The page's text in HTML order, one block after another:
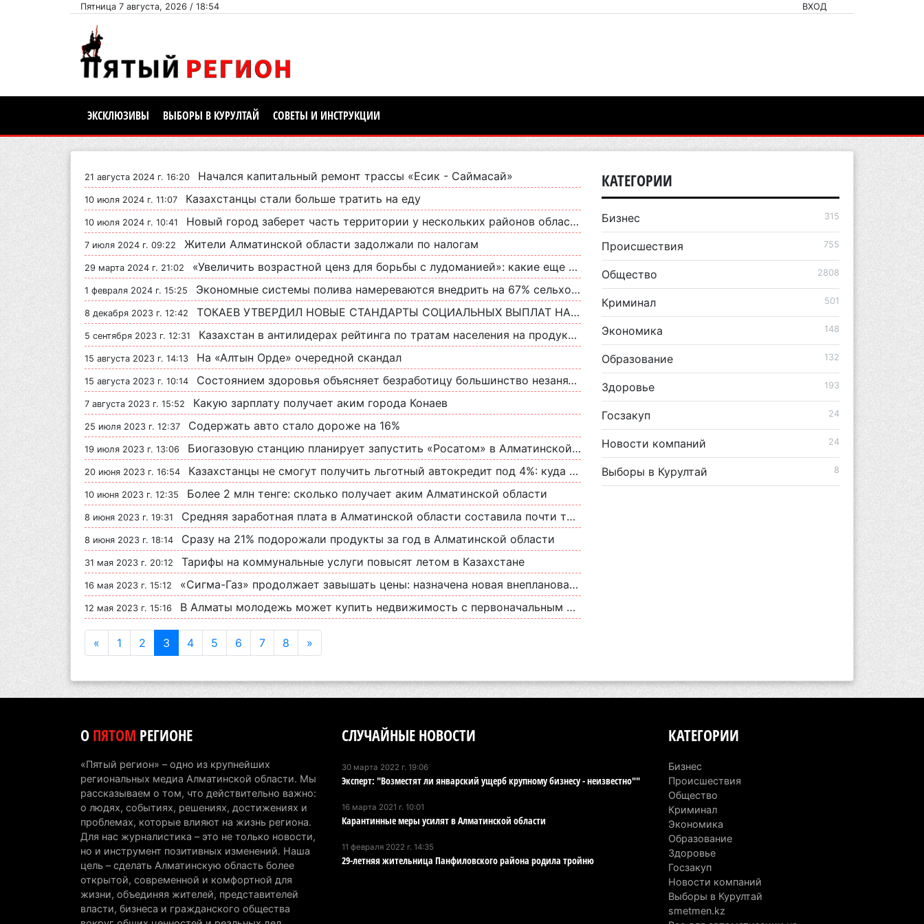
Пятница 7 августа, 2026 / 18:54 ВХОД
ЭКСКЛЮЗИВЫ ВЫБОРЫ В КУРУЛТАЙ СОВЕТЫ И ИНСТРУКЦИИ
21 августа 2024 г. 16:20 Начался капитальный ремонт трассы «Есик - Саймасай»
10 июля 2024 г. 11:07 Казахстанцы стали больше тратить на еду
10 июля 2024 г. 10:41 Новый город заберет часть территории у нескольких районов области
7 июля 2024 г. 09:22 Жители Алматинской области задолжали по налогам
29 марта 2024 г. 21:02 «Увеличить возрастной ценз для борьбы с лудоманией»: какие еще изменения Закона об азартных играх предложили в Мажилисе
1 февраля 2024 г. 15:25 Экономные системы полива намереваются внедрить на 67% сельхоз земель Алматинской области
8 декабря 2023 г. 12:42 ТОКАЕВ УТВЕРДИЛ НОВЫЕ СТАНДАРТЫ СОЦИАЛЬНЫХ ВЫПЛАТ НА 2024 ГОД
5 сентября 2023 г. 12:31 Казахстан в антилидерах рейтинга по тратам населения на продукты питания обошел Уганду и Эфиопию
15 августа 2023 г. 14:13 На «Алтын Орде» очередной скандал
15 августа 2023 г. 10:14 Состоянием здоровья объясняет безработицу большинство незанятых в Алматинской области
7 августа 2023 г. 15:52 Какую зарплату получает аким города Конаев
25 июля 2023 г. 12:37 Содержать авто стало дороже на 16%
19 июля 2023 г. 13:06 Биогазовую станцию планирует запустить «Росатом» в Алматинской области
20 июня 2023 г. 16:54 Казахстанцы не смогут получить льготный автокредит под 4%: куда направят деньги
10 июня 2023 г. 12:35 Более 2 млн тенге: сколько получает аким Алматинской области
8 июня 2023 г. 19:31 Средняя заработная плата в Алматинской области составила почти триста тысяч тенге
8 июня 2023 г. 18:14 Сразу на 21% подорожали продукты за год в Алматинской области
31 мая 2023 г. 20:12 Тарифы на коммунальные услуги повысят летом в Казахстане
16 мая 2023 г. 15:12 «Сигма-Газ» продолжает завышать цены: назначена новая внеплановая проверка
12 мая 2023 г. 15:16 В Алматы молодежь может купить недвижимость с первоначальным взносом 10%
« 1 2 3 4 5 6 7 8 »
КАТЕГОРИИ
Бизнес 315
Происшествия 755
Общество 2808
Криминал 501
Экономика 148
Образование 132
Здоровье 193
Госзакуп 24
Новости компаний 24
Выборы в Курултай 8
ОПЯТОМ РЕГИОНЕ
«Пятый регион» – одно из крупнейших
региональных медиа Алматинской области. Мы
рассказываем о том, что действительно важно:
о людях, событиях, решениях, достижениях и
проблемах, которые влияют на жизнь региона.
Для нас журналистика – это не только новости,
но и инструмент позитивных изменений. Наша
цель – сделать Алматинскую область более
открытой, современной и комфортной для
жизни, объединяя жителей, представителей
власти, бизнеса и гражданского общества
СЛУЧАЙНЫЕ НОВОСТИ
30 марта 2022 г. 19:06
Эксперт: "Возместят ли январский ущерб крупному бизнесу - неизвестно""
16 марта 2021 г. 10:01
Карантинные меры усилят в Алматинской области
11 февраля 2022 г. 14:35
29-летняя жительница Панфиловского района родила тройню
КАТЕГОРИИ
Бизнес
Происшествия
Общество
Криминал
Экономика
Образование
Здоровье
Госзакуп
Новости компаний
Выборы в Курултай
smetmen.kz